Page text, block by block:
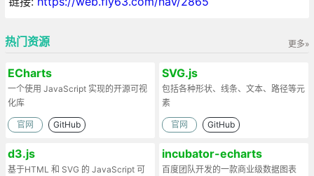
更多»
热门资源
ECharts
一个使用 JavaScript 实现的开源可视
化库
官网 GitHub
SVG.js
包括各种形状、线条、文本、路径等元
素
官网 GitHub
d3.js
基于HTML 和 SVG 的 JavaScript 可
incubator-echarts
百度团队开发的一款商业级数据图表